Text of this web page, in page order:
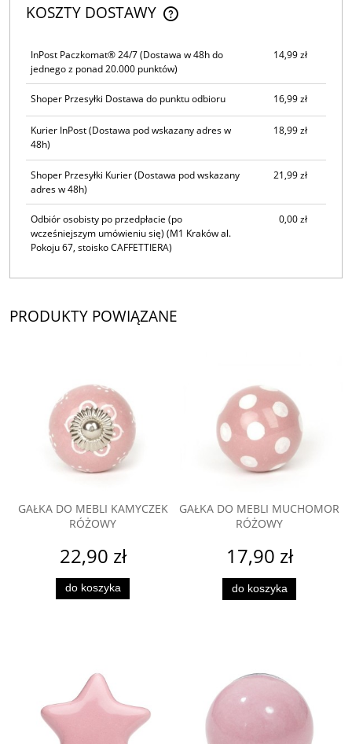
KOSZTY DOSTAWY
CENA NIE ZAWIERA EWENTUALNYCH KOSZTÓW PŁATNOŚCI
InPost Paczkomat® 24/7(Dostawa w 48h do
jednego z ponad 20.000 punktów)
14,99 zł
Shoper Przesyłki Dostawa do punktu odbioru 16,99 zł
Kurier InPost(Dostawa pod wskazany adres w
48h)
18,99 zł
Shoper Przesyłki Kurier(Dostawa pod wskazany
adres w 48h)
21,99 zł
Odbiór osobisty po przedpłacie (po
wcześniejszym umówieniu się) (M1 Kraków al.
Pokoju 67, stoisko CAFFETTIERA)
0,00 zł
PRODUKTY POWIĄZANE
GAŁKA DO MEBLI KAMYCZEK
RÓŻOWY
22,90 zł
do koszyka
GAŁKA DO MEBLI MUCHOMOR
RÓŻOWY
17,90 zł
do koszyka